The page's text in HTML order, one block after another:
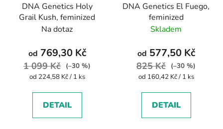
DNA Genetics Holy
Grail Kush, feminized
Na dotaz
od 769,30 Kč
1 099 Kč
(–30 %)
Měrná
od 224,58 Kč / 1 ks
DETAIL
DNA Genetics El Fuego,
feminized
Skladem
od 577,50 Kč
825 Kč
(–30 %)
Měrná
od 160,42 Kč / 1 ks
DETAIL